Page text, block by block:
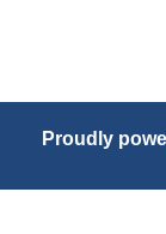
Proudly